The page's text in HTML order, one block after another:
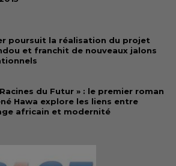
poursuit la réalisation du projet
et franchit de nouveaux jalons
du Futur » : le premier roman
Hawa explore les liens entre
africain et modernité